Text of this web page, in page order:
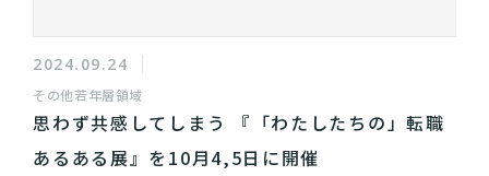
2024.09.24
その他若年層領域
思わず共感してしまう 『「わたしたちの」転職
あるある展』を10月4,5日に開催